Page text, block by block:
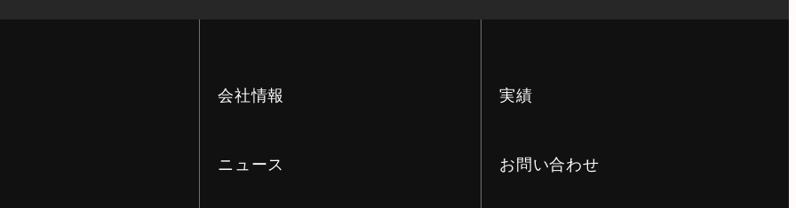
会社情報
ニュース
実績
お問い合わせ